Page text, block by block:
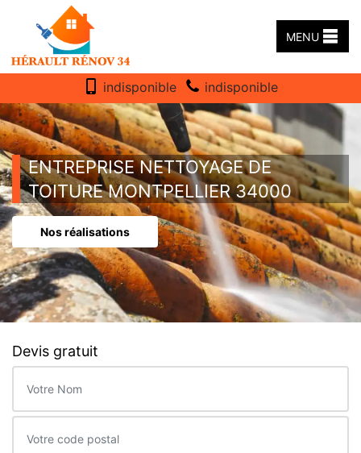
MENU
indisponible indisponible
ENTREPRISE NETTOYAGE DE
TOITURE MONTPELLIER 34000
Nos réalisations
Devis gratuit